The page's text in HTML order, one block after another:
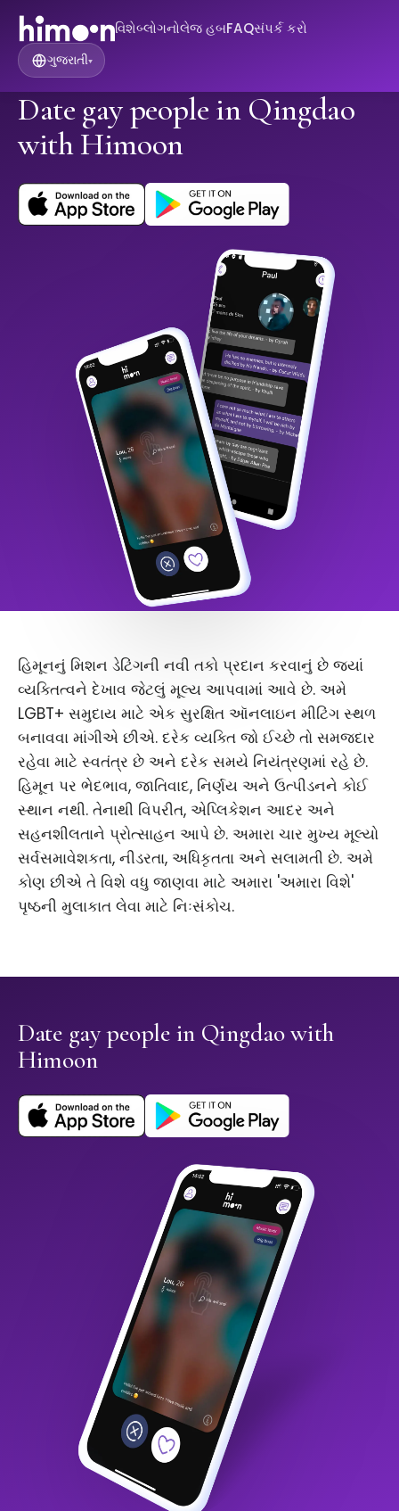
વિશેબ્લોગનોલેજ હબFAQસંપર્ક કરો
ગુજરાતી▾
Date gay people in Qingdao
with Himoon
હિમૂનનું મિશન ડેટિંગની નવી તકો પ્રદાન કરવાનું છે જ્યાં
વ્યક્તિત્વને દેખાવ જેટલું મૂલ્ય આપવામાં આવે છે. અમે
LGBT+ સમુદાય માટે એક સુરક્ષિત ઑનલાઇન મીટિંગ સ્થળ
બનાવવા માંગીએ છીએ. દરેક વ્યક્તિ જો ઈચ્છે તો સમજદાર
રહેવા માટે સ્વતંત્ર છે અને દરેક સમયે નિયંત્રણમાં રહે છે.
હિમૂન પર ભેદભાવ, જાતિવાદ, નિર્ણય અને ઉત્પીડનને કોઈ
સ્થાન નથી. તેનાથી વિપરીત, એપ્લિકેશન આદર અને
સહનશીલતાને પ્રોત્સાહન આપે છે. અમારા ચાર મુખ્ય મૂલ્યો
સર્વસમાવેશકતા, નીડરતા, અધિકૃતતા અને સલામતી છે. અમે
કોણ છીએ તે વિશે વધુ જાણવા માટે અમારા 'અમારા વિશે'
પૃષ્ઠની મુલાકાત લેવા માટે નિઃસંકોચ.
Date gay people in Qingdao with
Himoon